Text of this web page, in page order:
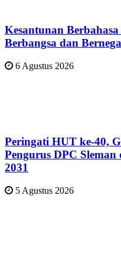
Kesantunan
Berbangsa dan
6 Agustus 2026
Peringati HUT ke-40,
Pengurus DPC
2031
5 Agustus 2026